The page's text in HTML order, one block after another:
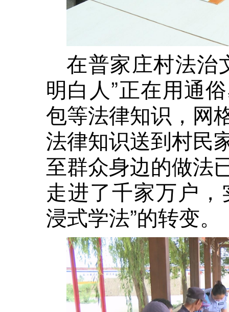
在普家庄村法治
明白人”正在用通
包等法律知识，网
法律知识送到村民
至群众身边的做法
走进了千家万户，
浸式学法”的转变。